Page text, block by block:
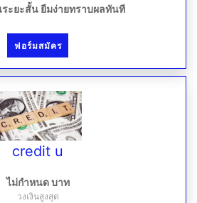
ระยะสั้น ยืมง่ายทราบผลทันที
ฟอร์มสมัคร
credit u
ไม่กำหนด บาท
วงเงินสูงสุด